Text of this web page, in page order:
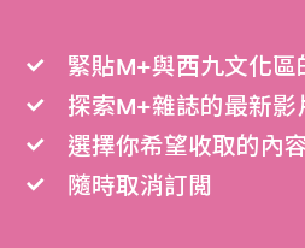
緊貼M+與西九文化區
探索M+雜誌的最新影
選擇你希望收取的內
隨時取消訂閲